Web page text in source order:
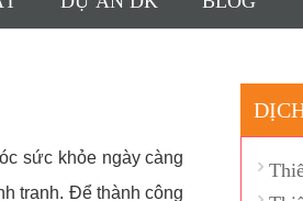
sức khỏe ngày càng
tranh. Để thành công